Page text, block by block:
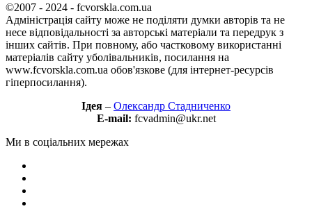
©2007 - 2024 - fcvorskla.com.ua
Адміністрація сайту може не поділяти думки авторів та не
несе відповідальності за авторські матеріали та передрук з
інших сайтів. При повному, або частковому використанні
матеріалів сайту уболівальників, посилання на
www.fcvorskla.com.ua обов'язкове (для інтернет-ресурсів
гіперпосилання).
Ідея – Олександр Стадниченко
E-mail: fcvadmin@ukr.net
Ми в соціальних мережах